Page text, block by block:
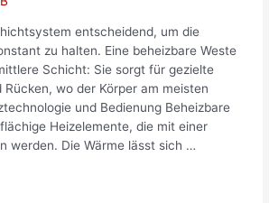
entscheidend, um die
zu halten. Eine beheizbare Weste
Schicht: Sie sorgt für gezielte
Rücken, wo der Körper am meisten
und Bedienung Beheizbare
Heizelemente, die mit einer
werden. Die Wärme lässt sich …